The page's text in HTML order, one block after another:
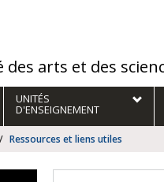
des arts et des
UNITÉS
D'ENSEIGNEMENT
Ressources et liens utiles